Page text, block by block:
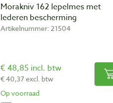
Morakniv 162 lepelmes met
lederen bescherming
Artikelnummer: 21504
€ 48,85 incl. btw
€ 40,37 excl. btw
Op voorraad